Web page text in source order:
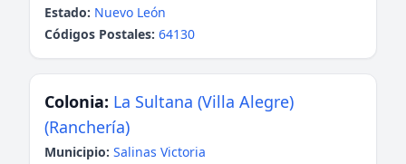
Estado: Nuevo León
Códigos Postales: 64130
Colonia: La Sultana (Villa Alegre)
(Ranchería)
Municipio: Salinas Victoria